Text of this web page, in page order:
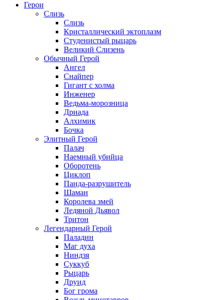
Герои
Слизь
Слизь
Кристаллический эктоплазм
Студенистый рыцарь
Великий Слизень
Обычный Герой
Ангел
Снайпер
Гигант с холма
Инженер
Ведьма-морозница
Дриада
Алхимик
Бочка
Элитный Герой
Палач
Наемный убийца
Оборотень
Циклоп
Панда-разрушитель
Шаман
Королева змей
Ледяной Дьявол
Тритон
Легендарный Герой
Паладин
Маг духа
Ниндзя
Суккуб
Рыцарь
Друид
Бог грома